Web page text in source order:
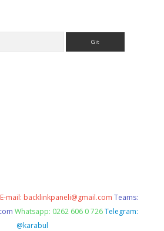
E-mail: backlinkpaneli@gmail.com Teams:
Whatsapp: 0262 606 0 726 Telegram:
@karabul